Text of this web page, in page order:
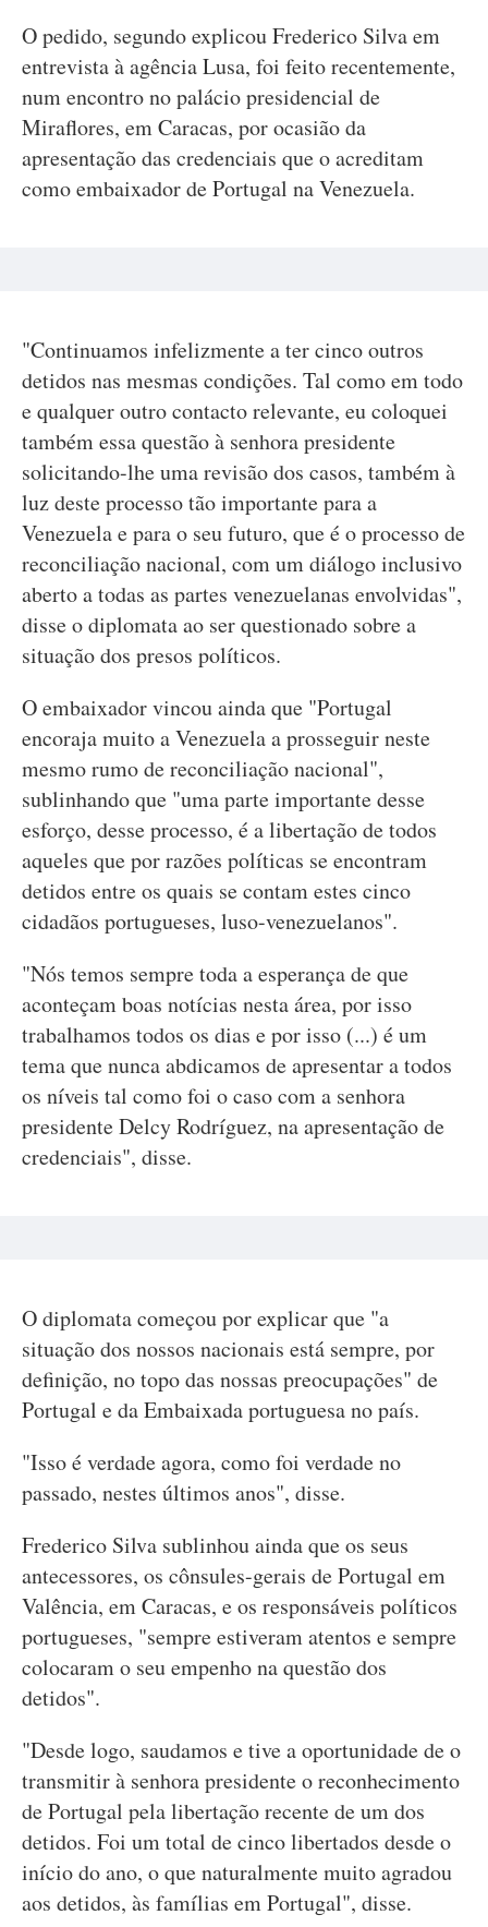
O pedido, segundo explicou Frederico Silva em
entrevista à agência Lusa, foi feito recentemente,
num encontro no palácio presidencial de
Miraflores, em Caracas, por ocasião da
apresentação das credenciais que o acreditam
como embaixador de Portugal na Venezuela.
"Continuamos infelizmente a ter cinco outros
detidos nas mesmas condições. Tal como em todo
e qualquer outro contacto relevante, eu coloquei
também essa questão à senhora presidente
solicitando-lhe uma revisão dos casos, também à
luz deste processo tão importante para a
Venezuela e para o seu futuro, que é o processo de
reconciliação nacional, com um diálogo inclusivo
aberto a todas as partes venezuelanas envolvidas",
disse o diplomata ao ser questionado sobre a
situação dos presos políticos.
O embaixador vincou ainda que "Portugal
encoraja muito a Venezuela a prosseguir neste
mesmo rumo de reconciliação nacional",
sublinhando que "uma parte importante desse
esforço, desse processo, é a libertação de todos
aqueles que por razões políticas se encontram
detidos entre os quais se contam estes cinco
cidadãos portugueses, luso-venezuelanos".
"Nós temos sempre toda a esperança de que
aconteçam boas notícias nesta área, por isso
trabalhamos todos os dias e por isso (...) é um
tema que nunca abdicamos de apresentar a todos
os níveis tal como foi o caso com a senhora
presidente Delcy Rodríguez, na apresentação de
credenciais", disse.
O diplomata começou por explicar que "a
situação dos nossos nacionais está sempre, por
definição, no topo das nossas preocupações" de
Portugal e da Embaixada portuguesa no país.
"Isso é verdade agora, como foi verdade no
passado, nestes últimos anos", disse.
Frederico Silva sublinhou ainda que os seus
antecessores, os cônsules-gerais de Portugal em
Valência, em Caracas, e os responsáveis políticos
portugueses, "sempre estiveram atentos e sempre
colocaram o seu empenho na questão dos
detidos".
"Desde logo, saudamos e tive a oportunidade de o
transmitir à senhora presidente o reconhecimento
de Portugal pela libertação recente de um dos
detidos. Foi um total de cinco libertados desde o
início do ano, o que naturalmente muito agradou
aos detidos, às famílias em Portugal", disse.